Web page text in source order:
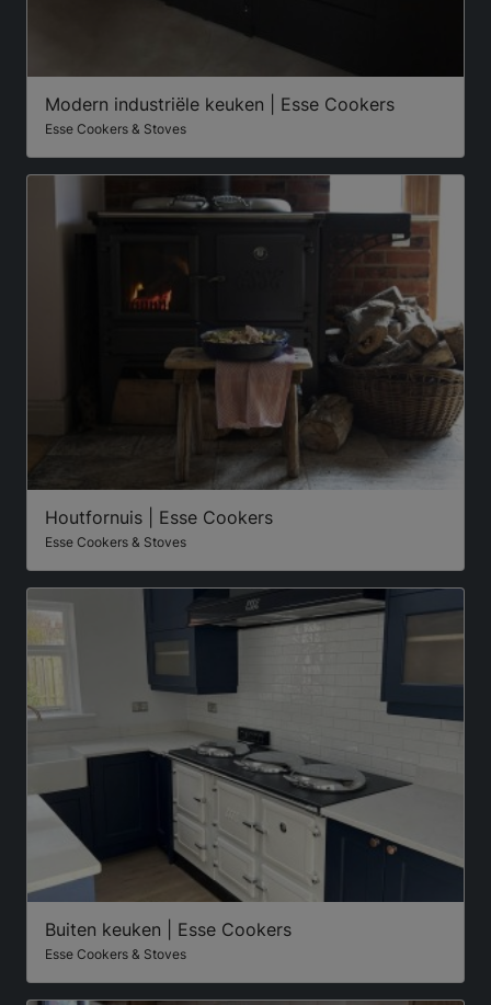
Modern industriële keuken | Esse Cookers
Esse Cookers & Stoves
Houtfornuis | Esse Cookers
Esse Cookers & Stoves
Buiten keuken | Esse Cookers
Esse Cookers & Stoves